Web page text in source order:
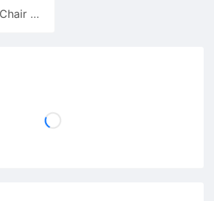
Elbow Dining Chair Carlhansen 2012 Vray 3D模型